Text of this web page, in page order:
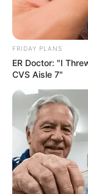
Die
Außenalster.
heutigen Tag
Stadtrundfahrt
Bilder von
touristischen
FRIDAY PLANS
ER Doctor: "I
CVS Aisle 7"